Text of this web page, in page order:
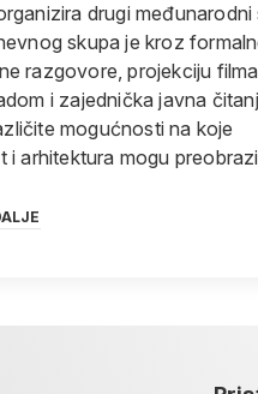
drugi međunarodni
skupa je kroz
razgovore, projekciju
i zajednička javna
mogućnosti na koje
i arhitektura mogu